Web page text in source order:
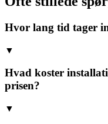
Hvor lang tid tager
▼
Hvad koster
prisen?
▼